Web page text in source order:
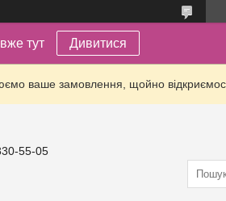
тут Дивитися
ваше замовлення, щойно
55-05